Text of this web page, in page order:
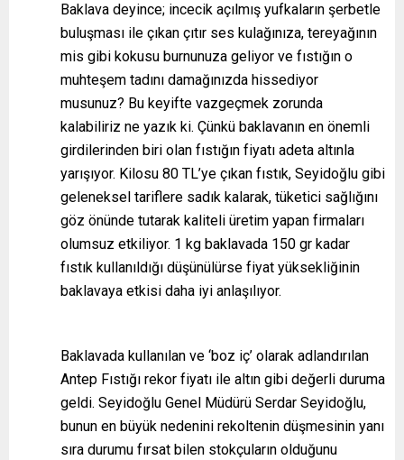
Baklava deyince; incecik açılmış yufkaların şerbetle
buluşması ile çıkan çıtır ses kulağınıza, tereyağının
mis gibi kokusu burnunuza geliyor ve fıstığın o
muhteşem tadını damağınızda hissediyor
musunuz? Bu keyifte vazgeçmek zorunda
kalabiliriz ne yazık ki. Çünkü baklavanın en önemli
girdilerinden biri olan fıstığın fiyatı adeta altınla
yarışıyor. Kilosu 80 TL’ye çıkan fıstık, Seyidoğlu gibi
geleneksel tariflere sadık kalarak, tüketici sağlığını
göz önünde tutarak kaliteli üretim yapan firmaları
olumsuz etkiliyor. 1 kg baklavada 150 gr kadar
fıstık kullanıldığı düşünülürse fiyat yüksekliğinin
baklavaya etkisi daha iyi anlaşılıyor.
Baklavada kullanılan ve ‘boz iç’ olarak adlandırılan
Antep Fıstığı rekor fiyatı ile altın gibi değerli duruma
geldi. Seyidoğlu Genel Müdürü Serdar Seyidoğlu,
bunun en büyük nedenini rekoltenin düşmesinin yanı
sıra durumu fırsat bilen stokçuların olduğunu